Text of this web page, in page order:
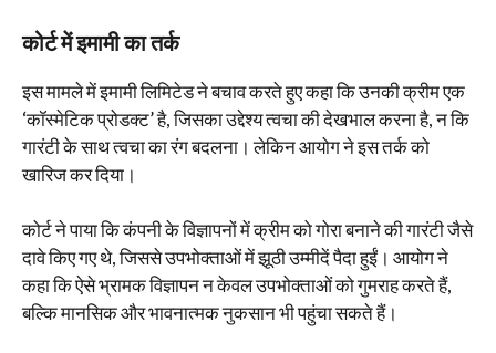
कोर्ट में इमामी का तर्क
इस मामले में इमामी लिमिटेड ने बचाव करते हुए कहा कि उनकी क्रीम एक
‘कॉस्मेटिक प्रोडक्ट’ है, जिसका उद्देश्य त्वचा की देखभाल करना है, न कि
गारंटी के साथ त्वचा का रंग बदलना। लेकिन आयोग ने इस तर्क को
खारिज कर दिया।
कोर्ट ने पाया कि कंपनी के विज्ञापनों में क्रीम को गोरा बनाने की गारंटी जैसे
दावे किए गए थे, जिससे उपभोक्ताओं में झूठी उम्मीदें पैदा हुईं। आयोग ने
कहा कि ऐसे भ्रामक विज्ञापन न केवल उपभोक्ताओं को गुमराह करते हैं,
बल्कि मानसिक और भावनात्मक नुकसान भी पहुंचा सकते हैं।